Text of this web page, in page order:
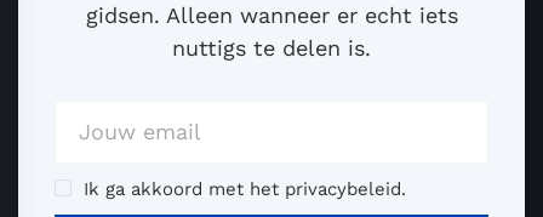
gidsen. Alleen wanneer er echt iets
nuttigs te delen is.
Ik ga akkoord met het privacybeleid.